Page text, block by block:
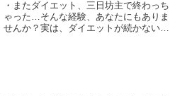
・またダイエット、三日坊主で終わっち
ゃった…そんな経験、あなたにもありま
せんか？実は、ダイエットが続かない最